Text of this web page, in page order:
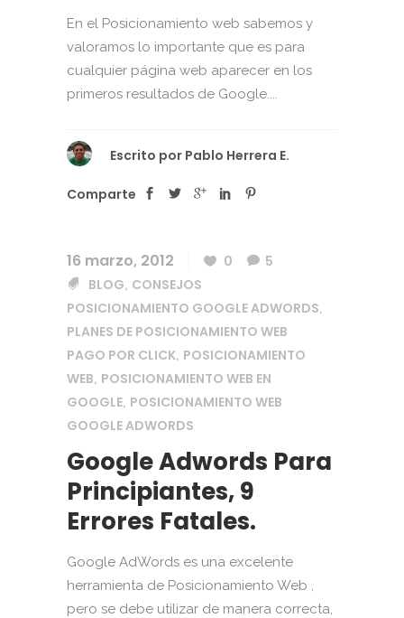
En el Posicionamiento web sabemos y
valoramos lo importante que es para
cualquier página web aparecer en los
primeros resultados de Google....
Escrito por Pablo Herrera E.
Comparte
16 marzo, 2012 0
5
BLOG, CONSEJOS
POSICIONAMIENTO GOOGLE ADWORDS,
PLANES DE POSICIONAMIENTO WEB
PAGO POR CLICK, POSICIONAMIENTO
WEB, POSICIONAMIENTO WEB EN
GOOGLE, POSICIONAMIENTO WEB
GOOGLE ADWORDS
Google Adwords Para
Principiantes, 9
Errores Fatales.
Google AdWords es una excelente
herramienta de Posicionamiento Web ,
pero se debe utilizar de manera correcta,